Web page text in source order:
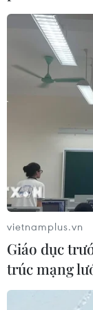
nhất 4 công
06/08/2026 12:58
Mảnh vỡ tên
Trăng, dấy
06/08/2026 10:24
Lần đầu tiên
Trời với độ
06/08/2026 09:41
Ca vi phẫu
vietnamplus.vn
Giáo dục
trúc mạng